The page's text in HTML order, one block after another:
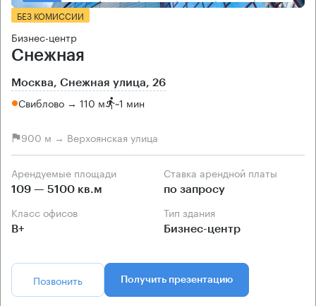
БЕЗ КОМИССИИ
Бизнес-центр
Снежная
Москва, Снежная улица, 26
Свиблово → 110 м ~1 мин
900 м → Верхоянская улица
Арендуемые площади
109 — 5100 кв.м
Ставка арендной платы
по запросу
Класс офисов
B+
Тип здания
Бизнес-центр
Позвонить Получить презентацию